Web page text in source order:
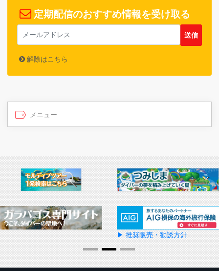
定期配信のおすすめ情報を受け取る
解除はこちら
▶ 推奨販売・勧誘方針